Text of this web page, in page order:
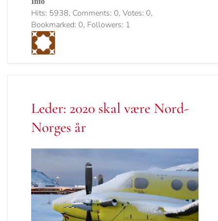
Hits: 5938, Comments: 0, Votes: 0,
Bookmarked: 0, Followers: 1
Leder: 2020 skal være Nord-
Norges år